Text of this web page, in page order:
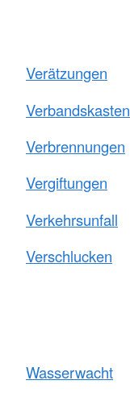
Verätzungen
Verbandskasten
Verbrennungen
Vergiftungen
Verkehrsunfall
Verschlucken
Wasserwacht